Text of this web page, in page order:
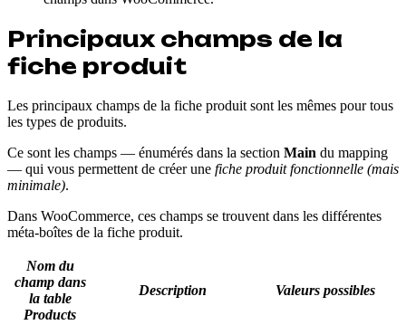
Principaux champs de la
fiche produit
Les principaux champs de la fiche produit sont les mêmes pour tous
les types de produits.
Ce sont les champs — énumérés dans la section Main du mapping
— qui vous permettent de créer une fiche produit fonctionnelle (mais
minimale).
Dans WooCommerce, ces champs se trouvent dans les différentes
méta-boîtes de la fiche produit.
Nom du
champ dans
la table
Products
Description Valeurs possibles